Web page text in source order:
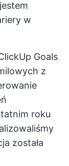
w
Goals
z
roku
została